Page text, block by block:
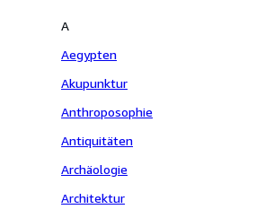
A
Aegypten
Akupunktur
Anthroposophie
Antiquitäten
Archäologie
Architektur